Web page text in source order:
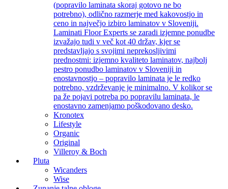
(popravilo laminata skoraj gotovo ne bo
potrebno), odlično razmerje med kakovostjo in
ceno in največjo izbiro laminatov v Sloveniji.
Laminati Floor Experts se zaradi izjemne ponudbe
izvažajo tudi v več kot 40 držav, kjer se
predstavljajo s svojimi neprekosljivimi
prednostmi: izjemno kvaliteto laminatov, najbolj
pestro ponudbo laminatov v Sloveniji in
enostavnostjo – popravilo laminata je le redko
potrebno, vzdrževanje je minimalno. V kolikor se
pa že pojavi potreba po popravilu laminata, le
enostavno zamenjamo poškodovano desko.
Kronotex
Lifestyle
Organic
Original
Villeroy & Boch
Pluta
Wicanders
Wise